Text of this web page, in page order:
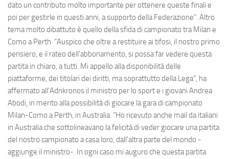
dato un contributo molto importante per ottenere queste finali e
poi per gestirle in questi anni, a supporto della Federazione". Altro
tema molto dibattuto è quello della sfida di campionato tra Milan e
Como a Perth "Auspico che oltre a restituire ai tifosi, il nostro primo
pensiero, e il rateo dell'abbonamento, si possa far vedere questa
partita in chiaro, a tutti. Mi appello alla disponibilità delle
piattaforme, dei titolari dei diritti, ma soprattutto della Lega", ha
affermato all'Adnkronos il ministro per lo sport e i giovani Andrea
Abodi, in merito alla possibilità di giocare la gara di campionato
Milan-Como a Perth, in Australia. "Ho ricevuto anche mail da italiani
in Australia che sottolineavano la felicità di veder giocare una partita
del nostro campionato a casa loro, dall'altra parte del mondo -
aggiunge il ministro-. In ogni caso mi auguro che questa partita